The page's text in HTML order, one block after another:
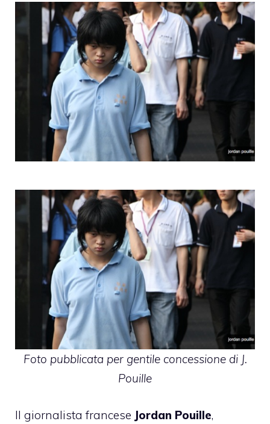
Foto pubblicata per gentile concessione di J.
Pouille
Il giornalista francese Jordan Pouille,